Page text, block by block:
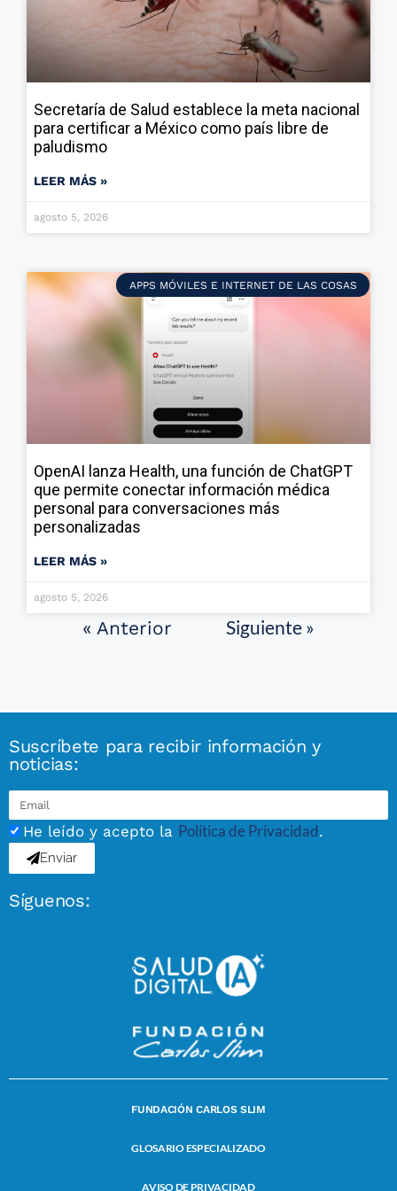
Secretaría de Salud establece la meta nacional
para certificar a México como país libre de
paludismo
LEER MÁS »
agosto 5, 2026
APPS MÓVILES E INTERNET DE LAS COSAS
OpenAI lanza Health, una función de ChatGPT
que permite conectar información médica
personal para conversaciones más
personalizadas
LEER MÁS »
agosto 5, 2026
« Anterior Siguiente »
Suscríbete para recibir información y
noticias:
He leído y acepto la Política de Privacidad.
Enviar
Síguenos:
FUNDACIÓN CARLOS SLIM
GLOSARIO ESPECIALIZADO
AVISO DE PRIVACIDAD